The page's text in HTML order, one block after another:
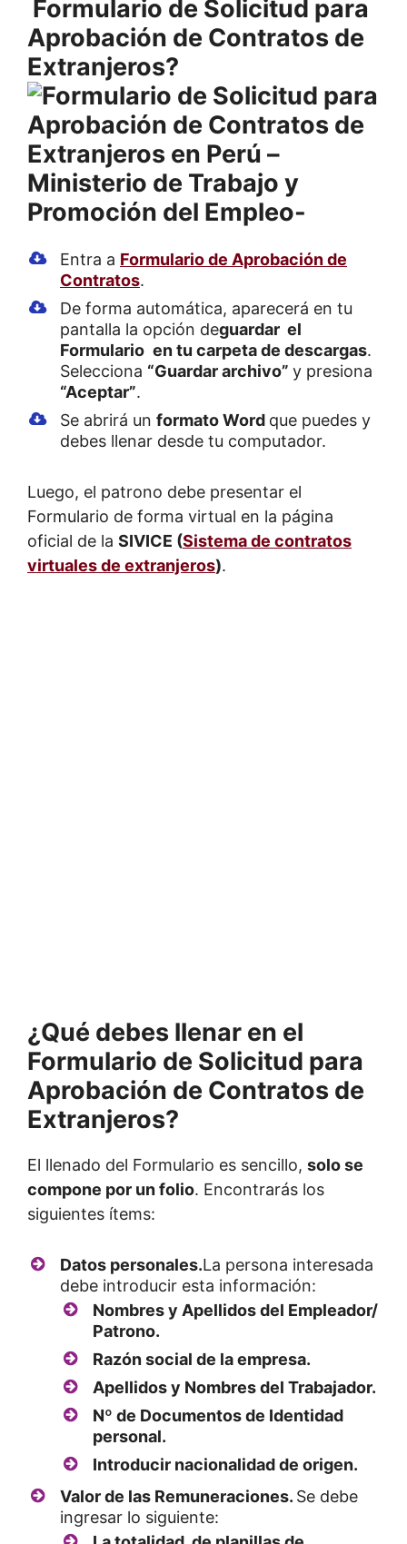
Formulario de Solicitud para
Aprobación de Contratos de
Extranjeros?
Entra a Formulario de Aprobación de
Contratos.
De forma automática, aparecerá en tu
pantalla la opción deguardar el
Formulario en tu carpeta de descargas.
Selecciona “Guardar archivo” y presiona
“Aceptar”.
Se abrirá un formato Word que puedes y
debes llenar desde tu computador.
Luego, el patrono debe presentar el
Formulario de forma virtual en la página
oficial de la SIVICE (Sistema de contratos
virtuales de extranjeros).
¿Qué debes llenar en el
Formulario de Solicitud para
Aprobación de Contratos de
Extranjeros?
El llenado del Formulario es sencillo, solo se
compone por un folio. Encontrarás los
siguientes ítems:
Datos personales.La persona interesada
debe introducir esta información:
Nombres y Apellidos del Empleador/
Patrono.
Razón social de la empresa.
Apellidos y Nombres del Trabajador.
Nº de Documentos de Identidad
personal.
Introducir nacionalidad de origen.
Valor de las Remuneraciones. Se debe
ingresar lo siguiente: